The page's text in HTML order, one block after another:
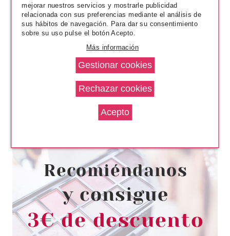
MAYBELLINE
desde
2.20€
mejorar nuestros servicios y mostrarle publicidad
relacionada con sus preferencias mediante el análisis de
sus hábitos de navegación. Para dar su consentimiento
sobre su uso pulse el botón Acepto.
Más información